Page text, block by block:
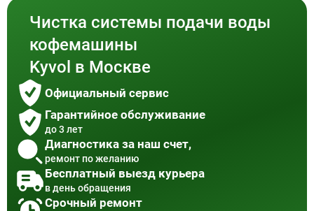
Чистка системы подачи воды
кофемашины
Kyvol в Москве
Официальный сервис
Гарантийное обслуживание
до 3 лет
Диагностика за наш счет,
ремонт по желанию
Бесплатный выезд курьера
в день обращения
Срочный ремонт